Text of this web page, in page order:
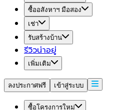
ซื้ออสังหาฯ มือสอง
เช่า
รับสร้างบ้าน
รีวิวน่าอยู่
เพิ่มเติม
ลงประกาศฟรี เข้าสู่ระบบ
ซื้อโครงการใหม่